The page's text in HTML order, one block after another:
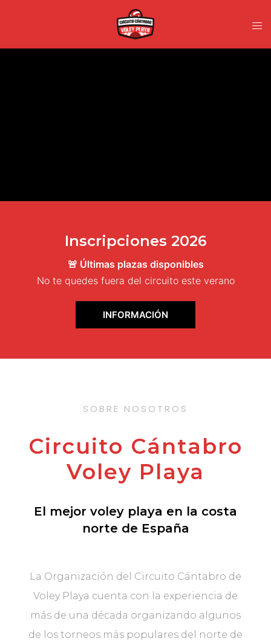
Inscripciones 2026
🚨 Últimas plazas disponibles
No te quedes fuera del circuito este verano
INFORMACIÓN
SOBRE NOSOTROS
Circuito Cántabro
Voley Playa
El mejor voley playa en la costa
norte de España
La Organización del Circuito Cántabro de
Voley Playa cuenta con la experiencia de
más de una década organizando algunos
de los torneos más populares del norte de